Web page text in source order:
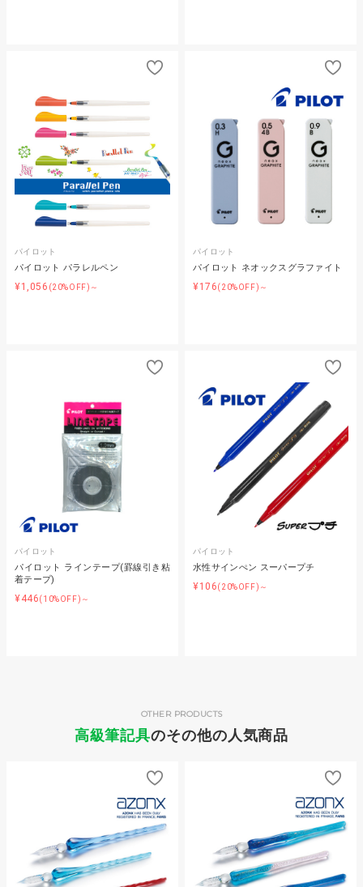
パイロット
パイロット パラレルペン
¥1,056 (20%OFF)～
パイロット
パイロット ネオックスグラファイト
¥176(20%OFF)～
パイロット
パイロット ラインテープ(罫線引き粘
着テープ)
¥446(10%OFF)～
パイロット
水性サインぺン スーパープチ
¥106(20%OFF)～
高級筆記具のその他の人気商品
OTHER PRODUCTS